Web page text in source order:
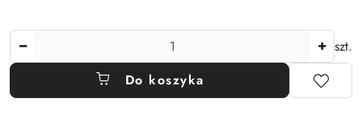
szt.
Do koszyka